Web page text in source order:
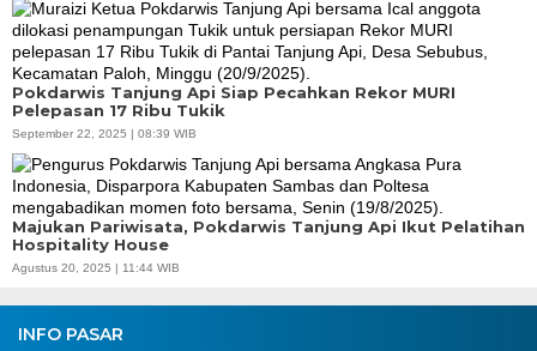
Pokdarwis Tanjung Api Siap Pecahkan Rekor MURI
Pelepasan 17 Ribu Tukik
September 22, 2025 | 08:39 WIB
Majukan Pariwisata, Pokdarwis Tanjung Api Ikut Pelatihan
Hospitality House
Agustus 20, 2025 | 11:44 WIB
INFO PASAR